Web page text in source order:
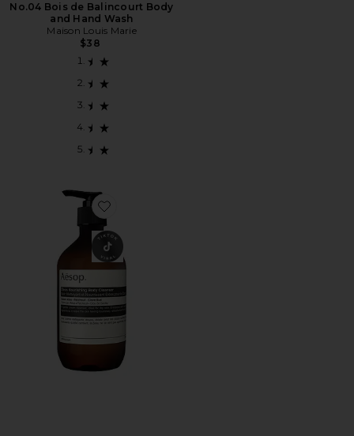
No.04 Bois de Balincourt Body
and Hand Wash
Maison Louis Marie
$38
Favorite Eleos Nourishing Body Cleanser 500ml